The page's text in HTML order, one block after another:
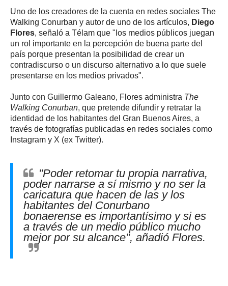
Uno de los creadores de la cuenta en redes sociales The
Walking Conurban y autor de uno de los artículos, Diego
Flores, señaló a Télam que "los medios públicos juegan
un rol importante en la percepción de buena parte del
país porque presentan la posibilidad de crear un
contradiscurso o un discurso alternativo a lo que suele
presentarse en los medios privados".
Junto con Guillermo Galeano, Flores administra The
Walking Conurban, que pretende difundir y retratar la
identidad de los habitantes del Gran Buenos Aires, a
través de fotografías publicadas en redes sociales como
Instagram y X (ex Twitter).
"Poder retomar tu propia narrativa,
poder narrarse a sí mismo y no ser la
caricatura que hacen de las y los
habitantes del Conurbano
bonaerense es importantísimo y si es
a través de un medio público mucho
mejor por su alcance", añadió Flores.